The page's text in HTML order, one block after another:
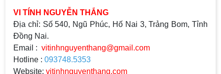
VI TÍNH NGUYỄN THẮNG
Địa chỉ: Số 540, Ngũ Phúc, Hố Nai 3, Trảng Bom, Tỉnh
Đồng Nai.
Email : vitinhnguyenthang@gmail.com
Hotline : 093748.5353
Website: vitinhnguyenthang.com